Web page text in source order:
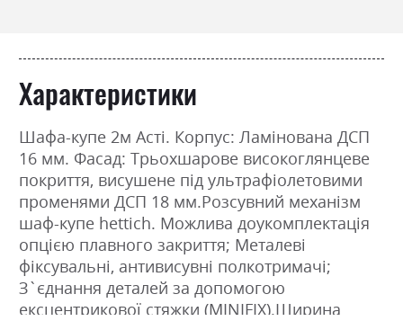
Характеристики
Шафа-купе 2м Асті. Корпус: Ламінована ДСП
16 мм. Фасад: Трьохшарове високоглянцеве
покриття, висушене під ультрафіолетовими
променями ДСП 18 мм.Розсувний механізм
шаф-купе hettich. Можлива доукомплектація
опцією плавного закриття; Металеві
фіксувальні, антивисувні полкотримачі;
З`єднання деталей за допомогою
ексцентрикової стяжки (MINIFIX).Ширина